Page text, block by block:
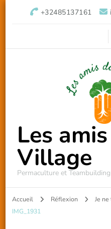
+32485137161
Les
Village
Permaculture et Teambuilding
Accueil Réflexion
Je
IMG_1931